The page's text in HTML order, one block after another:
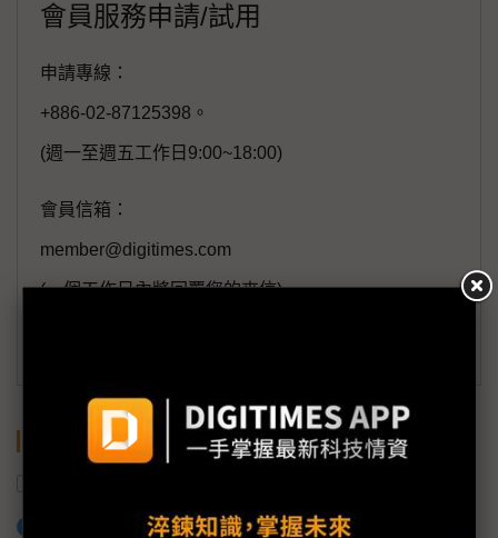
會員服務申請/試用
申請專線：
+886-02-87125398。
(週一至週五工作日9:00~18:00)
會員信箱：
member@digitimes.com
(一個工作日內將回覆您的來信)
加入已選取到「關鍵字追蹤」